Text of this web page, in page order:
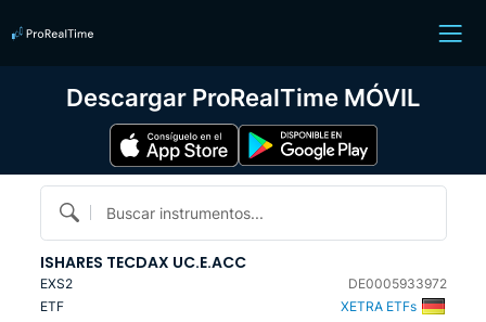
Buscar instrumentos...
ISHARES TECDAX UC.E.ACC
EXS2
DE0005933972
ETF
XETRA ETFs
Descargar ProRealTime MÓVIL